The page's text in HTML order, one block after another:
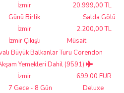
20.999,00 TL
İzmir
Günü Birlik
Salda Gölü
2.200,00 TL
İzmir
Müsait
İzmir Çıkışlı
Büyük Balkanlar Turu Corendon
Yemekleri Dahil (9591)
699,00 EUR
İzmir
7 Gece - 8 Gün
Deluxe